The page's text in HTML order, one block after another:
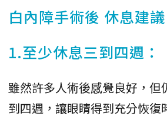
白內障手術後 休息建議
1.至少休息三到四週：
雖然許多人術後感覺良好，但
到四週，讓眼睛得到充分恢復